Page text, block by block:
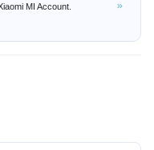
MI Account.